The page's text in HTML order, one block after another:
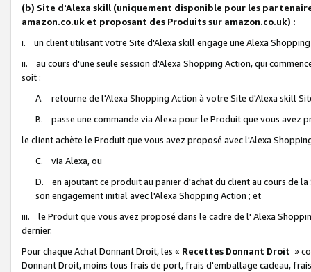
(b) Site d'Alexa skill (uniquement disponible pour les
amazon.co.uk et proposant des Produits sur amazon.co.uk) :
i. un client utilisant votre Site d'Alexa skill engage une Alexa
ii. au cours d'une seule session d'Alexa Shopping Action, qui
soit :
A. retourne de l'Alexa Shopping Action à votre Site d'Alexa skill
B. passe une commande via Alexa pour le Produit que vous avez
le client achète le Produit que vous avez proposé avec l'Alexa
C. via Alexa, ou
D. en ajoutant ce produit au panier d'achat du client au cours de
son engagement initial avec l'Alexa Shopping Action ; et
iii. le Produit que vous avez proposé dans le cadre de l' Alexa
dernier.
Pour chaque Achat Donnant Droit, les « Recettes Donnant Droit »
Donnant Droit, moins tous frais de port, frais d'emballage cadeau,